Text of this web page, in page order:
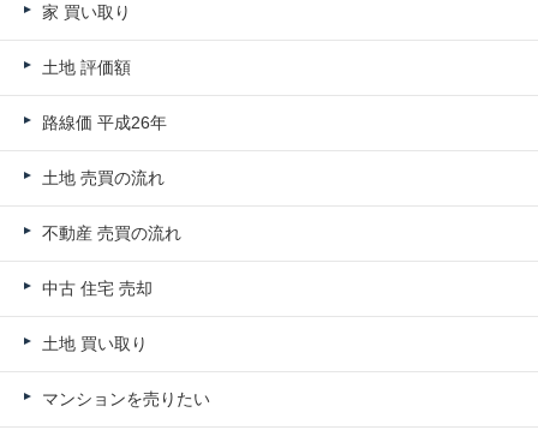
家 買い取り
土地 評価額
路線価 平成26年
土地 売買の流れ
不動産 売買の流れ
中古 住宅 売却
土地 買い取り
マンションを売りたい